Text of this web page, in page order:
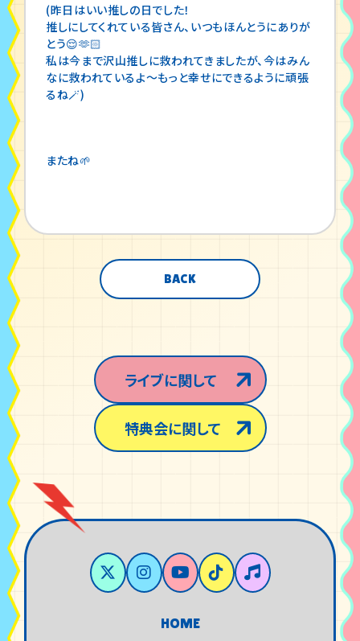
(昨日はいい推しの日でした！
推しにしてくれている皆さん、いつもほんとうにありが
とう😌🫶🏻
私は今まで沢山推しに救われてきましたが、今はみん
なに救われているよ〜もっと幸せにできるように頑張
るね🪄)
またね🌱
BACK
ライブに関して
特典会に関して
HOME